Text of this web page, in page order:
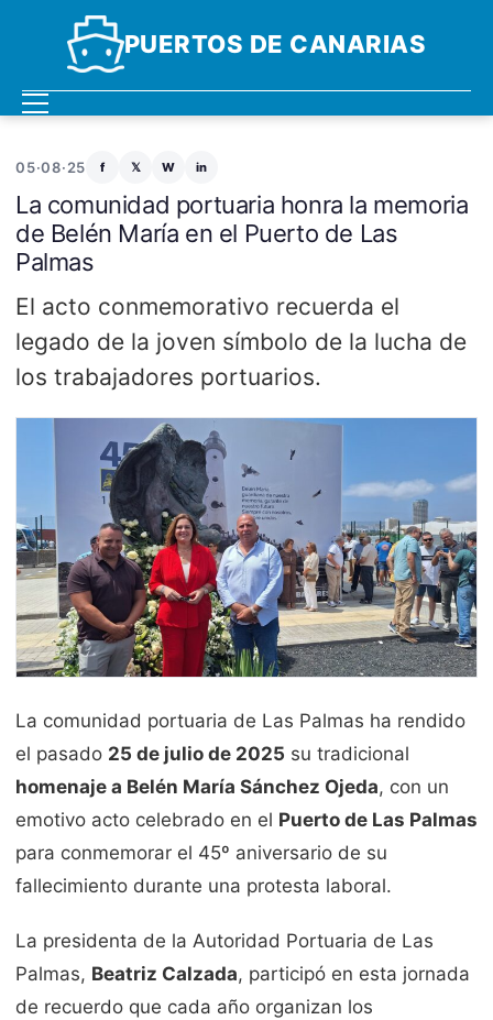
PUERTOS DE CANARIAS
05·08·25 f 𝕏 W in
La comunidad portuaria honra la memoria
de Belén María en el Puerto de Las
Palmas
El acto conmemorativo recuerda el
legado de la joven símbolo de la lucha de
los trabajadores portuarios.
La comunidad portuaria de Las Palmas ha rendido
el pasado 25 de julio de 2025 su tradicional
homenaje a Belén María Sánchez Ojeda, con un
emotivo acto celebrado en el Puerto de Las Palmas
para conmemorar el 45º aniversario de su
fallecimiento durante una protesta laboral.
La presidenta de la Autoridad Portuaria de Las
Palmas, Beatriz Calzada, participó en esta jornada
de recuerdo que cada año organizan los